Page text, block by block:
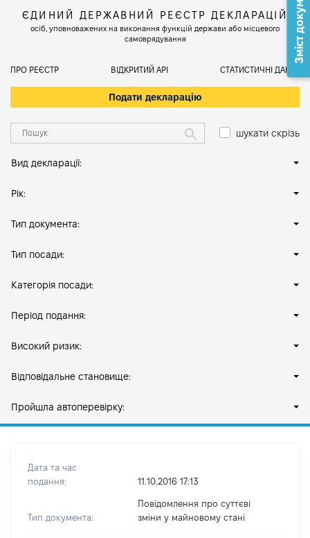
ЄДИНИЙ ДЕРЖАВНИЙ РЕЄСТР ДЕКЛАРАЦІЙ
осіб, уповноважених на виконання функцій держави або місцевого
самоврядування
ПРО РЕЄСТР ВІДКРИТИЙ АРІ СТАТИСТИЧНІ ДАНІ
Подати декларацію
шукати скрізь
Вид декларації:
Рік:
Тип документа:
Тип посади:
Категорія посади:
Період подання:
Високий ризик:
Відповідальне становище:
Пройшла автоперевірку:
Дата та час
подання:
11.10.2016 17:13
Тип документа:
Повідомлення про суттєві
зміни y майновому стані
Зміст документа